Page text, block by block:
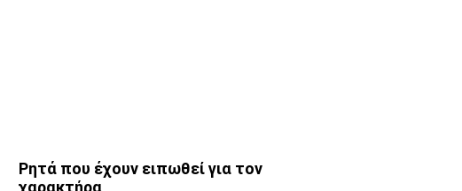
Ρητά που έχουν ειπωθεί για τον
χαρακτήρα